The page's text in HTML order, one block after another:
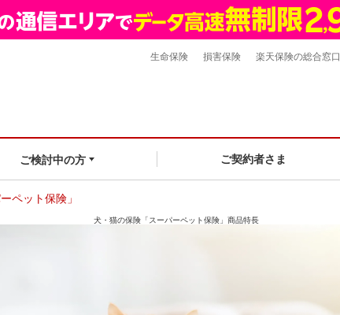
ご検討中の方 ご契約者さま
生命保険 損害保険 楽天保険の総合窓口
ペット保険」
犬・猫の保険「スーパーペット保険」 商品特長